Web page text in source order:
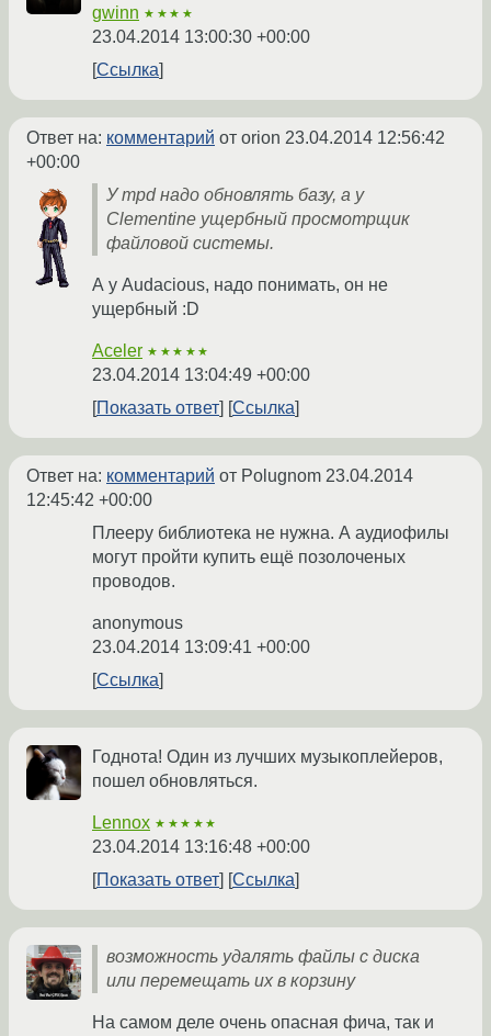
gwinn ★★★★
23.04.2014 13:00:30 +00:00
Ссылка
Ответ на: комментарий от orion 23.04.2014 12:56:42
+00:00
У mpd надо обновлять базу, а у
Clementine ущербный просмотрщик
файловой системы.
А у Audacious, надо понимать, он не
ущербный :D
Aceler ★★★★★
23.04.2014 13:04:49 +00:00
Показать ответ
Ссылка
Ответ на: комментарий от Polugnom 23.04.2014
12:45:42 +00:00
Плееру библиотека не нужна. А аудиофилы
могут пройти купить ещё позолоченых
проводов.
anonymous
23.04.2014 13:09:41 +00:00
Ссылка
Годнота! Один из лучших музыкоплейеров,
пошел обновляться.
Lennox ★★★★★
23.04.2014 13:16:48 +00:00
Показать ответ
Ссылка
возможность удалять файлы с диска
или перемещать их в корзину
На самом деле очень опасная фича, так и